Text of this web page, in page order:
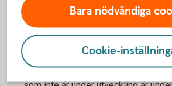
Decentraliserat
Vi arbetar med ett decentraliserat
innebär tydliga mandat,
Bara nödvändiga
Cookie-